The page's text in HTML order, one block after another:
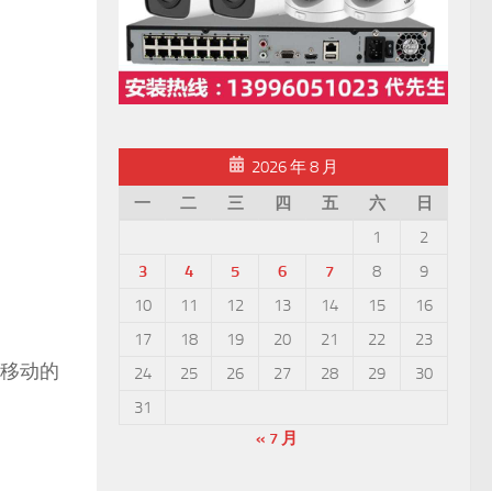
动的
2026 年 8 月
一
二 三 四 五 六
日
1
2
3
4 5 6 7 8
9
10
11 12 13 14 15
16
17
18 19 20 21 22
23
24
25 26 27 28 29
30
31
« 7 月